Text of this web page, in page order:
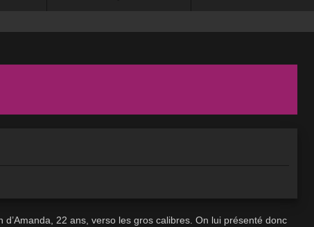
22 ans, verso les gros calibres. On lui présenté donc